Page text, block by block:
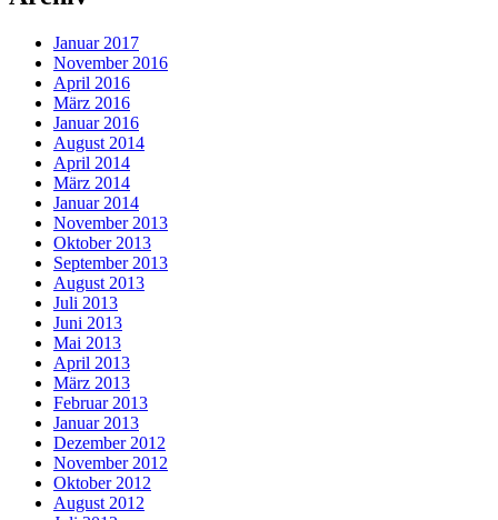
Januar 2017
November 2016
April 2016
März 2016
Januar 2016
August 2014
April 2014
März 2014
Januar 2014
November 2013
Oktober 2013
September 2013
August 2013
Juli 2013
Juni 2013
Mai 2013
April 2013
März 2013
Februar 2013
Januar 2013
Dezember 2012
November 2012
Oktober 2012
August 2012